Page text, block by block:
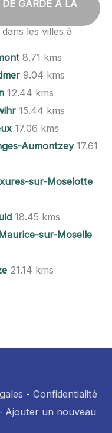
GARDE À LA
les villes à
8.71 kms
9.04 kms
12.44 kms
15.44 kms
17.06 kms
Aumontzey17.61
sur-Moselotte
18.45 kms
sur-Moselle
21.14 kms
- Confidentialité
Ajouter un nouveau